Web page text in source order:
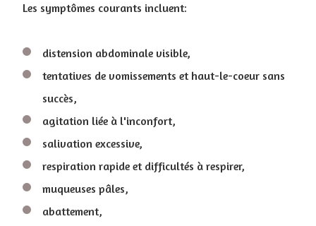
Les symptômes courants incluent:
distension abdominale visible,
tentatives de vomissements et haut-le-coeur sans
succès,
agitation liée à l'inconfort,
salivation excessive,
respiration rapide et difficultés à respirer,
muqueuses pâles,
abattement,